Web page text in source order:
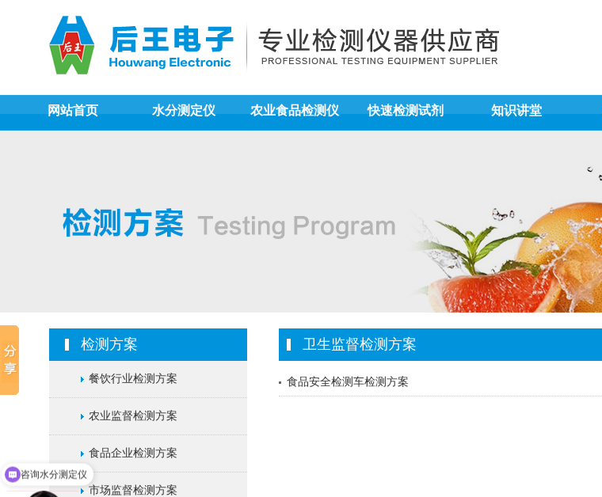
网站首页 水分测定仪 农业食品检测仪 快速检测试剂 知识讲堂
检测方案
餐饮行业检测方案
农业监督检测方案
食品企业检测方案
市场监督检测方案
卫生监督检测方案
食品安全检测车检测方案
咨询水分测定仪